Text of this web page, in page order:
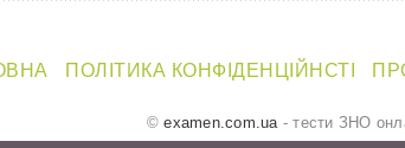
ПОЛІТИКА КОНФІДЕНЦІЙНСТІ
©examen.com.ua- тести ЗНО